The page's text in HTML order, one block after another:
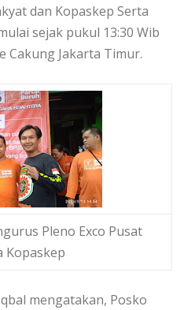
dan Kopaskep Serta
sejak pukul 13:30 Wib
Cakung Jakarta Timur.
Pleno Exco Pusat
Kopaskep
mengatakan, Posko